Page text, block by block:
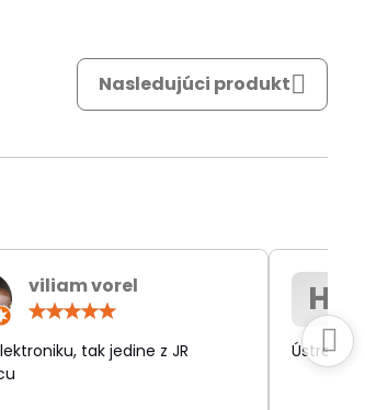
Nasledujúci produkt
viliam vorel
/
5
tak jedine z JR
H